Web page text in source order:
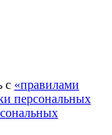
с «правилами
персональных